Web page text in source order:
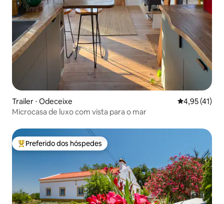
Trailer ⋅ Odeceixe 4,95 de uma
4,95 (41)
Microcasa de luxo com vista para o mar
Entre os melhores preferidos dos hóspedes
Preferido dos hóspedes